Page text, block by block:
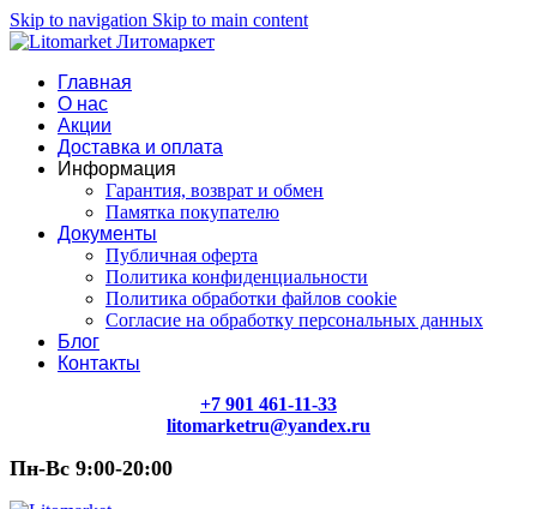
Skip to navigation Skip to main content
Главная
О нас
Акции
Доставка и оплата
Информация
Гарантия, возврат и обмен
Памятка покупателю
Документы
Публичная оферта
Политика конфиденциальности
Политика обработки файлов cookie
Согласие на обработку персональных данных
Блог
Контакты
+7 901 461-11-33
litomarketru@yandex.ru
Пн-Вс 9:00-20:00